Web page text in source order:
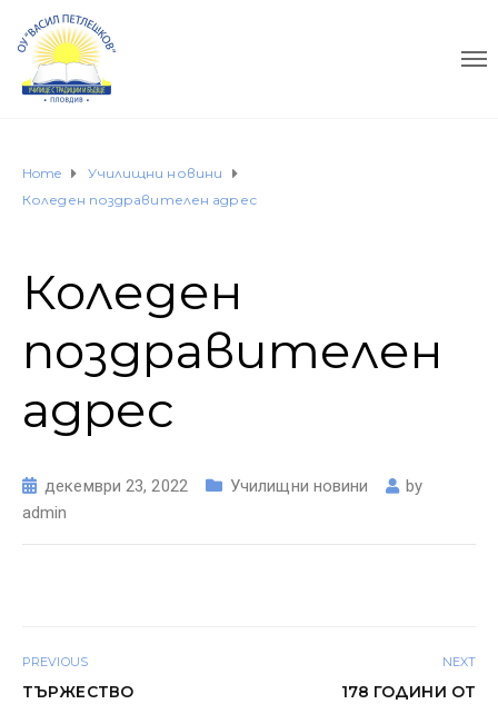
Home
Училищни новини
Коледен поздравителен адрес
Коледен
поздравителен
адрес
декември 23, 2022 Училищни новини
by
admin
PREVIOUS
ТЪРЖЕСТВО
NEXT
178 ГОДИНИ ОТ